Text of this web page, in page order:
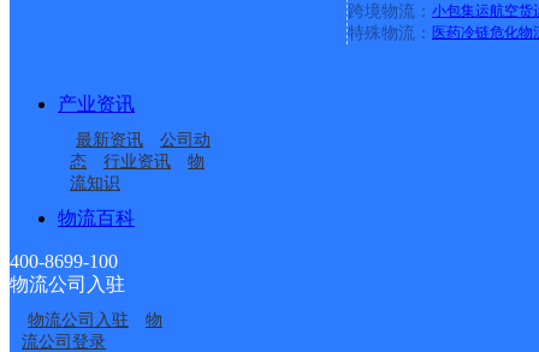
跨境物流： 小包集运航空货
特殊物流： 医药冷链危化物
产业资讯
最新资讯
公司动
态
行业资讯
物
流知识
物流百科
400-8699-100
物流公司入驻
物流公司入驻
物
流公司登录
酒泉敦煌市金山路网点
莫高窟邮政所
月牙泉镇邮政所
黄墩子邮政所
鸣山路邮政所
黄渠邮政所